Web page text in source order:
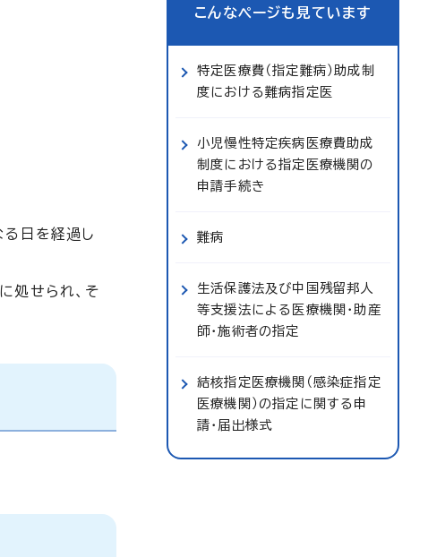
日を経過し
処せられ、そ
こんなページも見ています
特定医療費（指定難病）助成制
度における難病指定医
小児慢性特定疾病医療費助成
制度における指定医療機関の
申請手続き
難病
生活保護法及び中国残留邦人
等支援法による医療機関・助産
師・施術者の指定
結核指定医療機関（感染症指定
医療機関）の指定に関する申
請・届出様式